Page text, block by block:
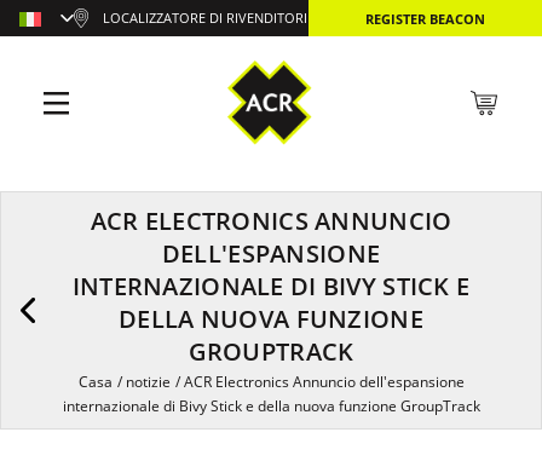
ACR ELECTRONICS ANNUNCIO
DELL'ESPANSIONE
INTERNAZIONALE DI BIVY STICK E
DELLA NUOVA FUNZIONE
GROUPTRACK
Casa /notizie /ACR Electronics Annuncio dell'espansione
internazionale di Bivy Stick e della nuova funzione GroupTrack
LOCALIZZATORE DI RIVENDITORI REGISTER BEACON